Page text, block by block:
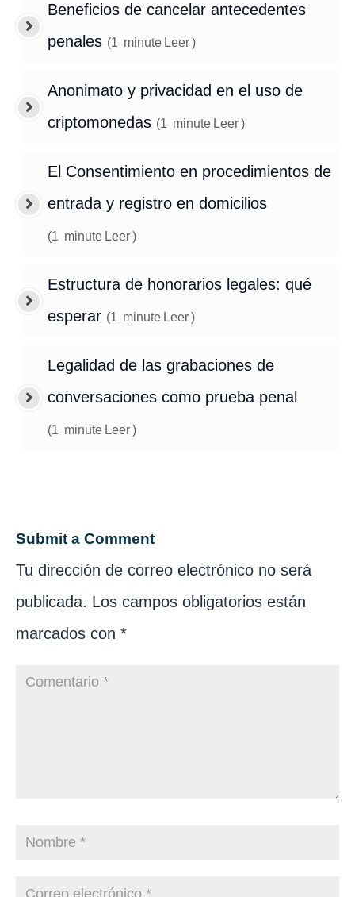
Beneficios de cancelar antecedentes
penales (1 minute Leer)
Anonimato y privacidad en el uso de
criptomonedas (1 minute Leer)
El Consentimiento en procedimientos de
entrada y registro en domicilios
(1 minute Leer)
Estructura de honorarios legales: qué
esperar (1 minute Leer)
Legalidad de las grabaciones de
conversaciones como prueba penal
(1 minute Leer)
Submit a Comment
Tu dirección de correo electrónico no será
publicada. Los campos obligatorios están
marcados con *